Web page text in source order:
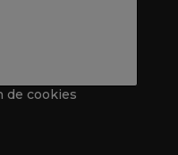
de cookies